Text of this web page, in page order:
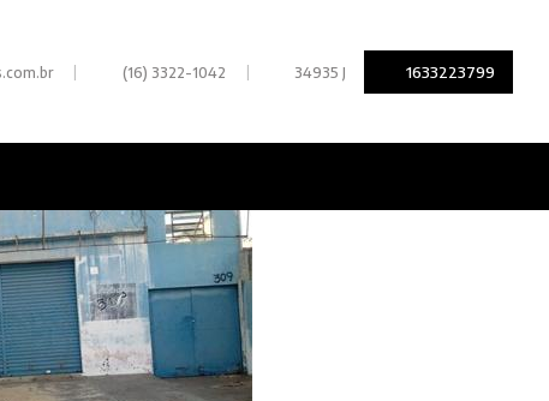
| (16) 3322-1042 | 34935 J 1633223799